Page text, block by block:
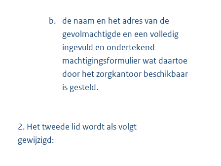
b.
de naam en het adres van de
gevolmachtigde en een volledig
ingevuld en ondertekend
machtigingsformulier wat daartoe
door het zorgkantoor beschikbaar
is gesteld.
2. Het tweede lid wordt als volgt
gewijzigd: